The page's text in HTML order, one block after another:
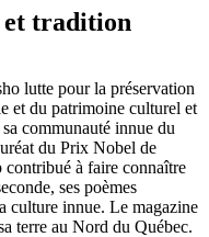
et tradition
lutte pour la préservation
et du patrimoine culturel et
communauté innue du
du Prix Nobel de
à faire connaître
ses poèmes
culture innue. Le magazine
terre au Nord du Québec.